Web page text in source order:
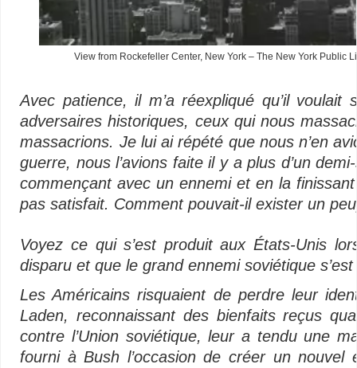
View from Rockefeller Center, New York – The New York Public
Avec patience, il m’a réexpliqué qu’il voulait
adversaires historiques, ceux qui nous
massacrions. Je lui ai répété que nous n’en
guerre, nous l’avions faite il y a plus d’un
commençant avec un ennemi et en la
pas satisfait. Comment pouvait-il exister un
Voyez ce qui s’est produit aux États-Unis
disparu et que le grand ennemi soviétique
Les Américains risquaient de perdre leur
Laden, reconnaissant des bienfaits reçus
contre l’Union soviétique, leur a tendu une
fourni à Bush l’occasion de créer un nouvel